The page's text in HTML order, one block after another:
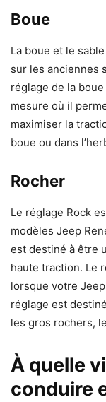
Boue
La boue et le
sur les anciennes
réglage de la
mesure où il
maximiser la
boue ou dans
Rocher
Le réglage Rock
modèles Jeep
est destiné à être
haute traction. Le
lorsque votre
réglage est
les gros rochers,
À quelle
conduire